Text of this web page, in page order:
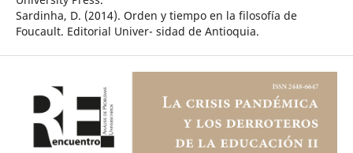
Sardinha, D. (2014). Orden y tiempo en la filosofía de
Foucault. Editorial Univer- sidad de Antioquia.